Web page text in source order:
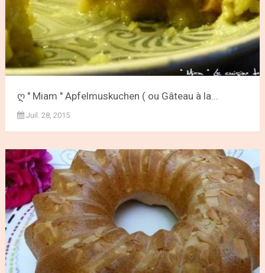
ღ " Miam " Apfelmuskuchen ( ou Gâteau à la...
Juil. 28, 2015